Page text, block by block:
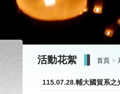
活動花絮 首頁
115.07.28.輔大國貿系之